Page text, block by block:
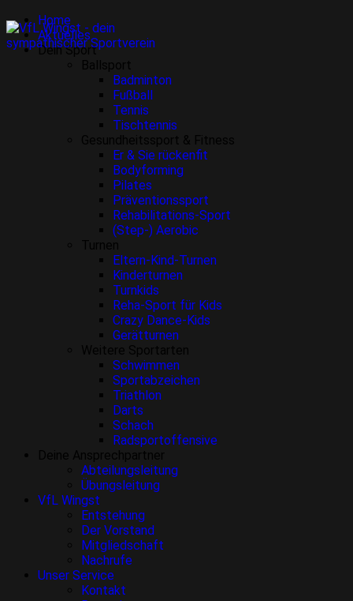
Home
Aktuelles
Dein Sport
Badminton
Fußball
Tennis
Tischtennis
Er & Sie rückenfit
Bodyforming
Pilates
Präventionssport
Rehabilitations-Sport
(Step-) Aerobic
Eltern-Kind-Turnen
Kinderturnen
Turnkids
Reha-Sport für Kids
Crazy Dance-Kids
Gerätturnen
Schwimmen
Sportabzeichen
Triathlon
Darts
Schach
Radsportoffensive
Abteilungsleitung
Übungsleitung
VfL Wingst
Entstehung
Der Vorstand
Mitgliedschaft
Nachrufe
Unser Service
Kontakt